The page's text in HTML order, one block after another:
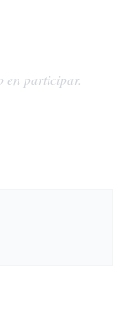
en participar.